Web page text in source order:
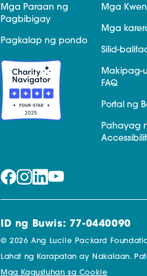
Mga Paraan ng
Pagbibigay
Pagkalap ng pondo
Mga
Mga
Silid-
Makipag-
FAQ
Portal ng
Pahayag
ID ng Buwis: 77-0440090
© 2026 Ang Lucile Packard
Lahat ng Karapatan ay Nakalaan.
Mga Kagustuhan sa Cookie